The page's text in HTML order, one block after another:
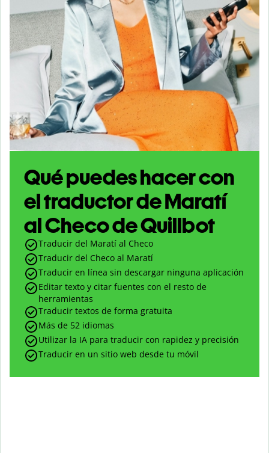
Qué puedes hacer con
el traductor de Maratí
al Checo de Quillbot
Traducir del Maratí al Checo
Traducir del Checo al Maratí
Traducir en línea sin descargar ninguna aplicación
Editar texto y citar fuentes con el resto de
herramientas
Traducir textos de forma gratuita
Más de 52 idiomas
Utilizar la IA para traducir con rapidez y precisión
Traducir en un sitio web desde tu móvil